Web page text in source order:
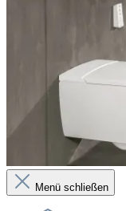
Menü schließen